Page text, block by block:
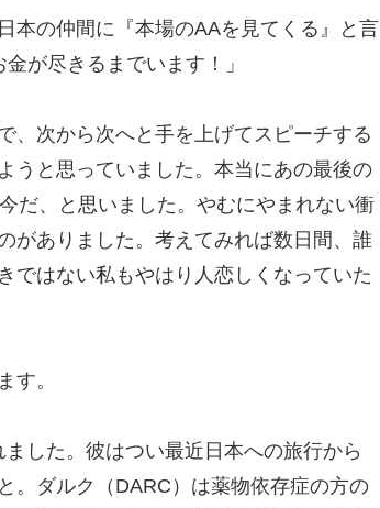
本の仲間に『本場のAAを見てくる』と言
が尽きるまでいます！」
、次から次へと手を上げてスピーチする
うと思っていました。本当にあの最後の
だ、と思いました。やむにやまれない衝
がありました。考えてみれば数日間、誰
ではない私もやはり人恋しくなっていた
す。
した。彼はつい最近日本への旅行から
。ダルク（DARC）は薬物依存症の方の